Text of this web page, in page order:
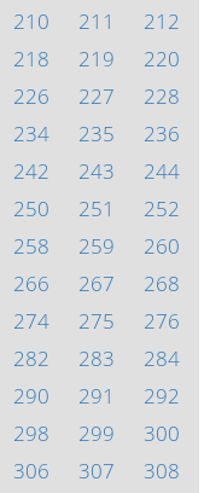
210 211
212
218 219
220
226 227
228
234 235
236
242 243
244
250 251
252
258 259
260
266 267
268
274 275
276
282 283
284
290 291
292
298 299
300
306 307
308